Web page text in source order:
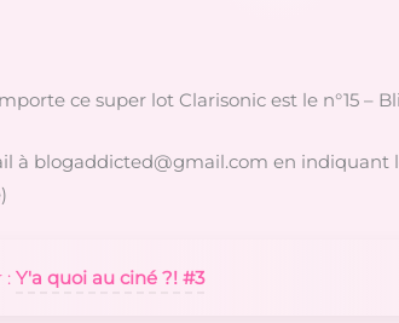
ce super lot Clarisonic est le n°15 –
à blogaddicted@gmail.com en indiquant
: Y'a quoi au ciné ?! #3